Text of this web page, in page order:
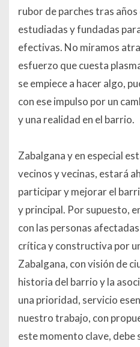
rubor de parches tras
estudiadas y fundadas
efectivas. No miramos
esfuerzo que cuesta
se empiece a hacer algo,
con ese impulso por un
y una realidad en el barrio.
Zabalgana y en especial
vecinos y vecinas, estará
participar y mejorar el
y principal. Por supuesto,
con las personas
crítica y constructiva por
Zabalgana, con visión de
historia del barrio y la
una prioridad, servicio
nuestro trabajo, con
este momento clave, debe